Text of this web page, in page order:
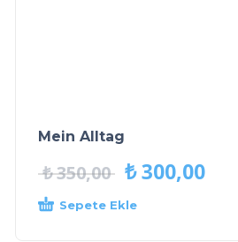
Mein Alltag
₺350,00 ₺300,00
Sepete Ekle